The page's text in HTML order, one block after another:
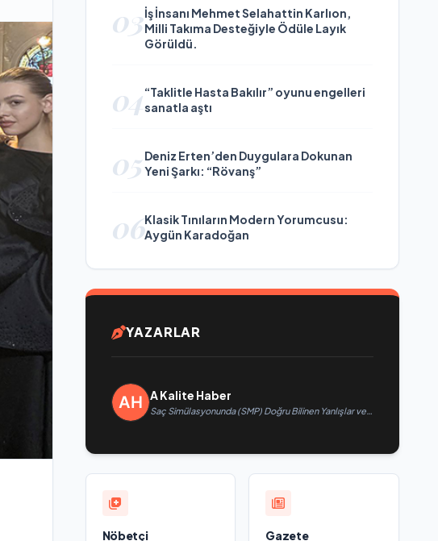
03İş İnsanı Mehmet Selahattin Karlıon,
Milli Takıma Desteğiyle Ödüle Layık
Görüldü.
04“Taklitle Hasta Bakılır” oyunu engelleri
sanatla aştı
05 Deniz Erten’den Duygulara Dokunan
Yeni Şarkı: “Rövanş”
06Klasik Tınıların Modern Yorumcusu:
Aygün Karadoğan
YAZARLAR
A Kalite Haber
Saç Simülasyonunda (SMP) Doğru Bilinen Yanlışlar ve
Nöbetçi
Gazete